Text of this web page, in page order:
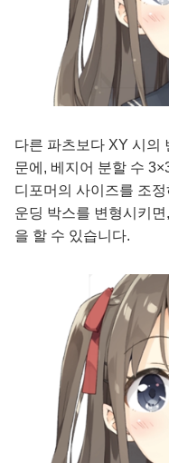
다른 파츠보다 XY 시의
문에, 베지어 분할 수
디포머의 사이즈를 조
운딩 박스를 변형시키
을 할 수 있습니다.